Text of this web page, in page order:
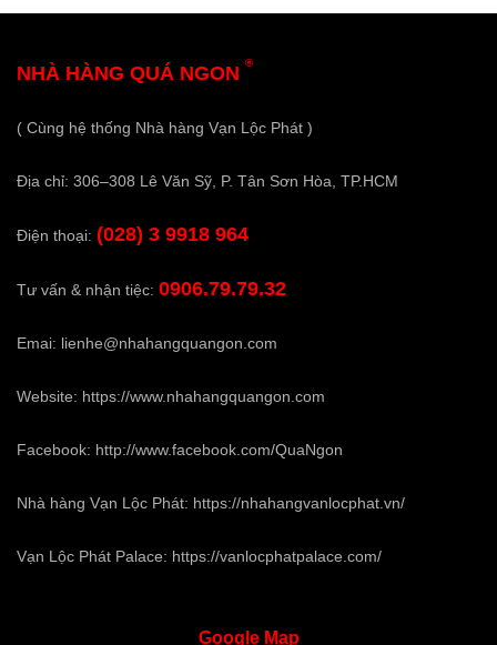
NHÀ HÀNG QUÁ NGON ®
( Cùng hệ thống Nhà hàng Vạn Lộc Phát )
Địa chỉ: 306–308 Lê Văn Sỹ, P. Tân Sơn Hòa, TP.HCM
Điện thoại: (028) 3 9918 964
Tư vấn & nhận tiệc: 0906.79.79.32
Emai: lienhe@nhahangquangon.com
Website: https://www.nhahangquangon.com
Facebook: http://www.facebook.com/QuaNgon
Nhà hàng Vạn Lộc Phát: https://nhahangvanlocphat.vn/
Vạn Lộc Phát Palace: https://vanlocphatpalace.com/
GoogleMap